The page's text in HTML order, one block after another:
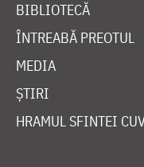
BIBLIOTECĂ
ÎNTREABĂ PREOTUL
MEDIA
ȘTIRI
HRAMUL SFINTEI